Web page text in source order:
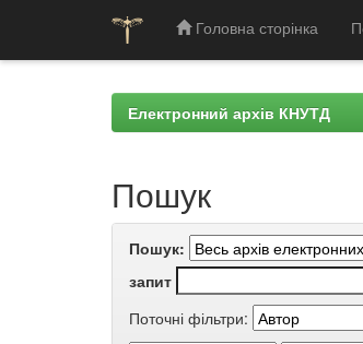
Головна сторінка
Електронний архів КНУТД
Пошук
Пошук:
запит
Поточні фільтри: